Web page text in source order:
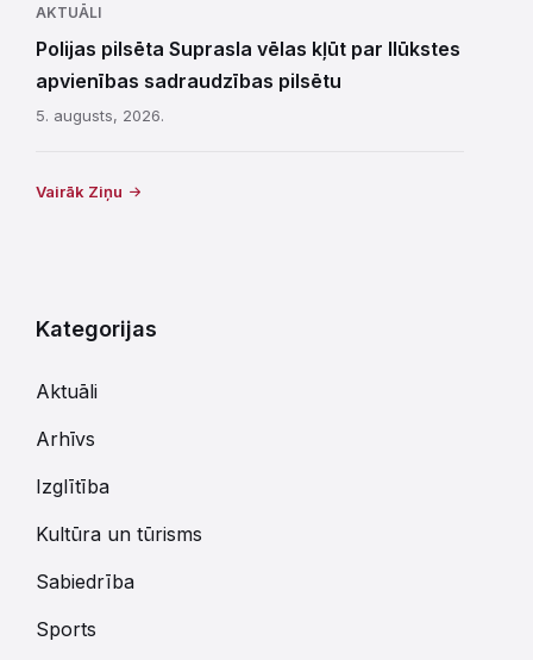
AKTUĀLI
Polijas pilsēta Suprasla vēlas kļūt par Ilūkstes
apvienības sadraudzības pilsētu
5. augusts, 2026.
Vairāk Ziņu
Kategorijas
Aktuāli
Arhīvs
Izglītība
Kultūra un tūrisms
Sabiedrība
Sports